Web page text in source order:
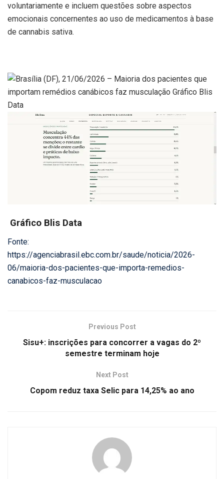
voluntariamente e incluem questões sobre aspectos
emocionais concernentes ao uso de medicamentos à base
de cannabis sativa.
Gráfico Blis Data
Fonte:
https://agenciabrasil.ebc.com.br/saude/noticia/2026-
06/maioria-dos-pacientes-que-importa-remedios-
canabicos-faz-musculacao
Previous Post
Sisu+: inscrições para concorrer a vagas do 2º
semestre terminam hoje
Next Post
Copom reduz taxa Selic para 14,25% ao ano